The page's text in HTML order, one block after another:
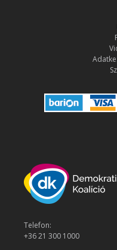
Telefon:
+36 21 300 1000